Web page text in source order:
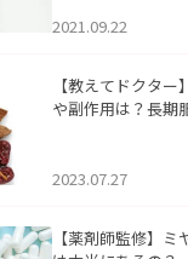
2021.09.22
【教えてドクタ
や副作用は？長期
2023.07.27
【薬剤師監修】